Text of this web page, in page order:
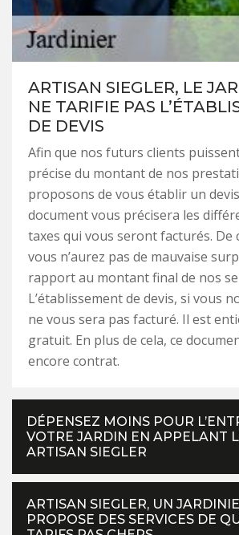
ARTISAN SIEGLER, LE
NE TARIFIE PAS
DE DEVIS
Afin que nos futurs clients
précise du montant de nos
proposons de vous établir un
document vous précisera les
taxes qui vous seront facturés. De
vous n’aurez pas de mauvaise
rapport au montant final de nos
L’établissement de devis, si vous
ne vous sera pas facturé. Il est
gratuit. En plus de cela, ce
encore contrat.
DÉPENSEZ MOINS POUR
VOTRE JARDIN EN APPELANT
ARTISAN SIEGLER
ARTISAN SIEGLER, UN
PROPOSE DES SERVICES DE